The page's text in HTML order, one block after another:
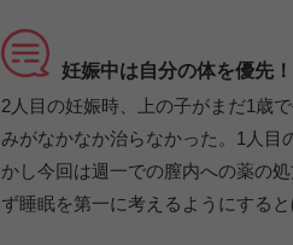
妊娠中は自分の体を優先
2人目の妊娠時、上の子がまだ1歳
みがなかなか治らなかった。1人目
かし今回は週一での膣内への薬の
ず睡眠を第一に考えるようにする